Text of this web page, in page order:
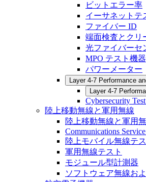
ビットエラー率
イーサネットテ
ファイバー ID
端面検査とクリ
光ファイバーセ
MPO テスト機器
パワーメーター
Layer 4-7 Performance
Layer 4-7
Cybersecurity
陸上移動無線と軍用無線
陸上移動無線と軍用
Communications
陸上モバイル無線テ
軍用無線テスト
モジュール型計測器
ソフトウェア無線お